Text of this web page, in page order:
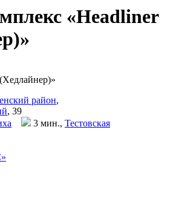
«Headliner
район,
, 39
3 мин., Тестовская